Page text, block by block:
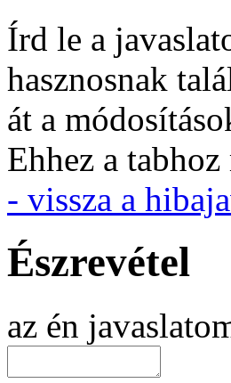
Írd le a
hasznosnak
át a
Ehhez a
- vissza a
Észrevétel
az én